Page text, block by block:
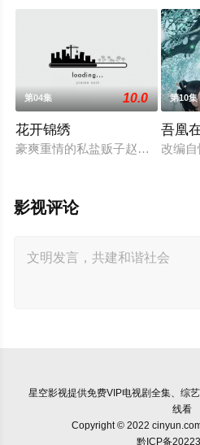
第04集 10.0
花开锦绣
豪爽重情的私盐贩子赵凌虽出身
第10集
吾凰
改编
影视评论
星空影视提供免费VIP电视剧全集、综
线看
Copyright © 2022
黔ICP备